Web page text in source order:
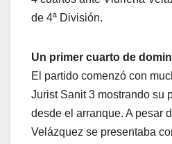
de 4ª División.
Un primer cuarto de
El partido comenzó con
Jurist Sanit 3 mostrando su
desde el arranque. A pesar
Velázquez se presentaba